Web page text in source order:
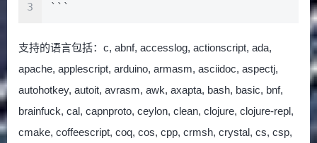
3
```
支持的语言包括：c, abnf, accesslog, actionscript, ada,
apache, applescript, arduino, armasm, asciidoc, aspectj,
autohotkey, autoit, avrasm, awk, axapta, bash, basic, bnf,
brainfuck, cal, capnproto, ceylon, clean, clojure, clojure-repl,
cmake, coffeescript, coq, cos, cpp, crmsh, crystal, cs, csp,